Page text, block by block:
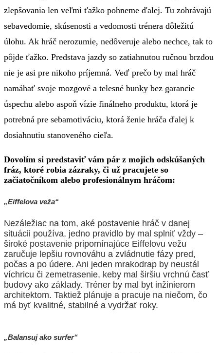
zlepšovania len veľmi ťažko pohneme ďalej. Tu zohrávajú
sebavedomie, skúsenosti a vedomosti trénera dôležitú
úlohu. Ak hráč nerozumie, nedôveruje alebo nechce, tak to
pôjde ťažko. Predstava jazdy so zatiahnutou ručnou brzdou
nie je asi pre nikoho príjemná. Veď prečo by mal hráč
namáhať svoje mozgové a telesné bunky bez garancie
úspechu alebo aspoň vízie finálneho produktu, ktorá je
potrebná pre sebamotiváciu, ktorá ženie hráča ďalej k
dosiahnutiu stanoveného cieľa.
Dovolím si predstaviť vám pár z mojich odskúšaných
fráz, ktoré robia zázraky, či už pracujete so
začiatočníkom alebo profesionálnym hráčom:
„Eiffelova veža“
Nezáležiac na tom, aké postavenie hráč v danej
situácii používa, jedno pravidlo by mal splniť vždy –
široké postavenie pripomínajúce Eiffelovu vežu
zaručuje lepšiu rovnováhu a zvládnutie fázy pred,
počas a po údere. Ani jeden mrakodrap by neustál
víchricu či zemetrasenie, keby mal širšiu vrchnú časť
budovy ako základy. Tréner by mal byt inžinierom
architektom. Taktiež plánuje a pracuje na niečom, čo
má byť kvalitné, stabilné a vydržať roky.
„Balansuj ako surfer“